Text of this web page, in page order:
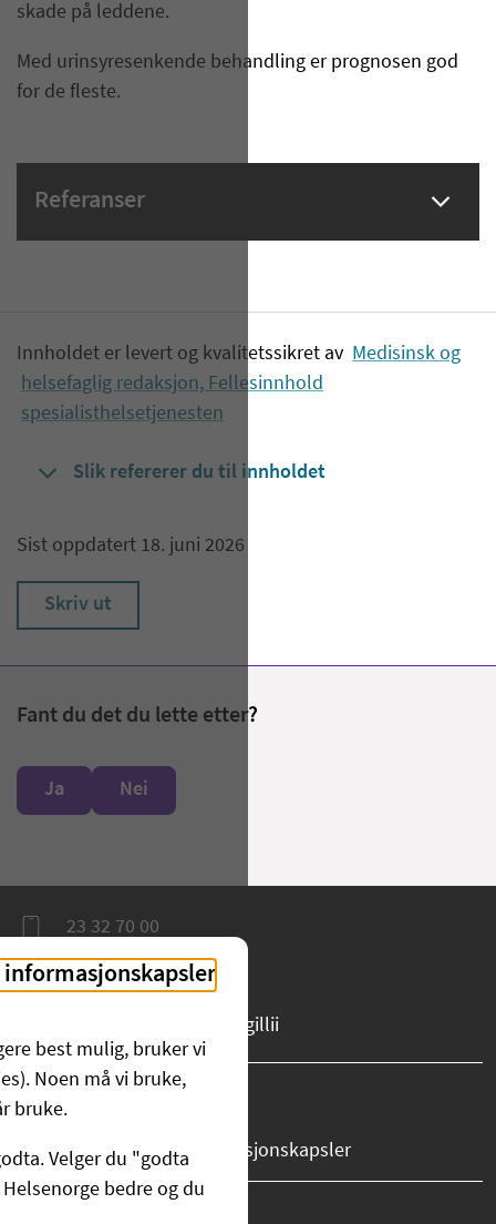
skade på leddene.
Med urinsyresenkende behandling er prognosen god
for de fleste.
Referanser
Innholdet er levert og kvalitetssikret av Medisinsk og
helsefaglig redaksjon, Fellesinnhold
spesialisthelsetjenesten
Slik refererer du til innholdet
Sist oppdatert 18. juni 2026
Skriv ut
Fant du det du lette etter?
Ja Nei